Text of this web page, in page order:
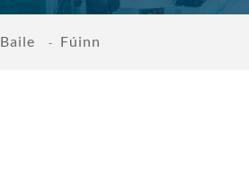
Baile Fúinn